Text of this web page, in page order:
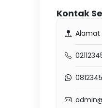
Kontak
Alamat